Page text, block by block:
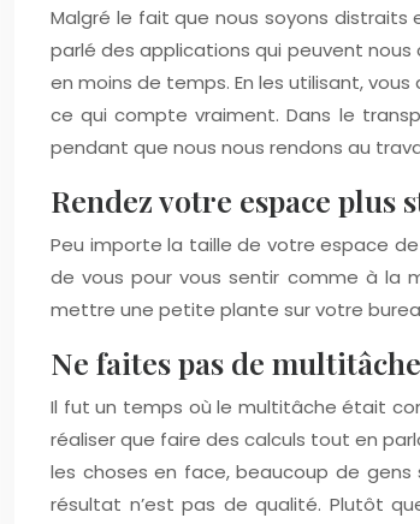
Malgré le fait que nous soyons
parlé des applications qui peuvent
en moins de temps. En les utilisant,
ce qui compte vraiment. Dans le
pendant que nous nous rendons au
Rendez votre espace plus
Peu importe la taille de votre espace
de vous pour vous sentir comme à la
mettre une petite plante sur votre
Ne faites pas de multitâche
Il fut un temps où le multitâche était
réaliser que faire des calculs tout en
les choses en face, beaucoup de
résultat n’est pas de qualité. Plutôt